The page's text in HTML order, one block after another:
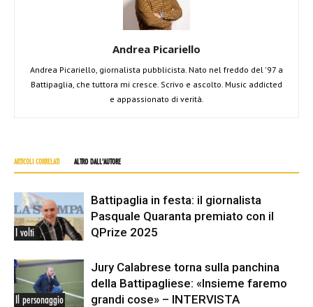
Andrea Picariello
Andrea Picariello, giornalista pubblicista. Nato nel freddo del '97 a
Battipaglia, che tuttora mi cresce. Scrivo e ascolto. Music addicted
e appassionato di verità.
ARTICOLI CORRELATI ALTRO DALL'AUTORE
I volti
Battipaglia in festa: il giornalista
Pasquale Quaranta premiato con il
QPrize 2025
Il personaggio
Jury Calabrese torna sulla panchina
della Battipagliese: «Insieme faremo
grandi cose» – INTERVISTA